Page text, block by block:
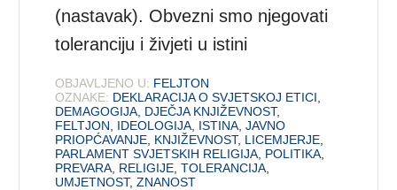
(nastavak). Obvezni smo njegovati
toleranciju i živjeti u istini
OBJAVLJENO U: FELJTON
OZNAKE: DEKLARACIJA O SVJETSKOJ ETICI
DEMAGOGIJA DJEČJA KNJIŽEVNOST,
FELTJON
IDEOLOGIJA ISTINA ,JAVNO
PRIOPĆAVANJE KNJIŽEVNOST, LICEMJERJE
PARLAMENT SVJETSKIH RELIGIJA POLITIKA
PREVARA RELIGIJE ,TOLERANCIJA
UMJETNOST,ZNANOST